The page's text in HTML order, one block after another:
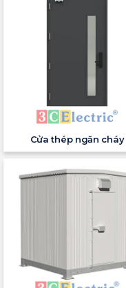
Cửa thép ngăn cháy